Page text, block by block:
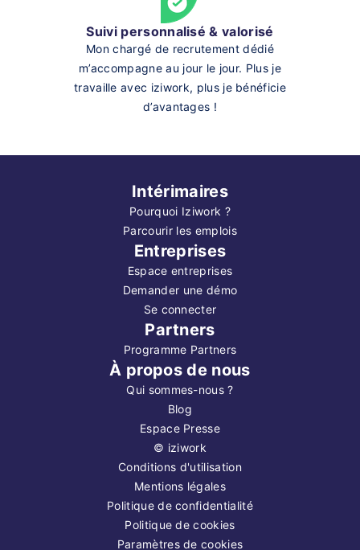
Suivi personnalisé & valorisé
Mon chargé de recrutement dédié
m’accompagne au jour le jour. Plus je
travaille avec iziwork, plus je bénéficie
d’avantages !
Intérimaires
Pourquoi Iziwork ?
Parcourir les emplois
Entreprises
Espace entreprises
Demander une démo
Se connecter
Partners
Programme Partners
À propos de nous
Qui sommes-nous ?
Blog
Espace Presse
© iziwork
Conditions d'utilisation
Mentions légales
Politique de confidentialité
Politique de cookies
Paramètres de cookies